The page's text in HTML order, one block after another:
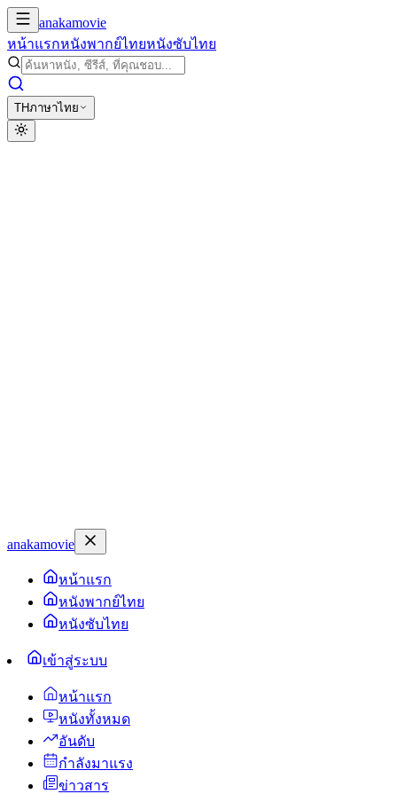
anakamovie
หน้าแรกหนังพากย์ไทยหนังซับไทย
THภาษาไทย
anakamovie
หน้าแรก
หนังพากย์ไทย
หนังซับไทย
เข้าสู่ระบบ
หน้าแรก
หนังทั้งหมด
อันดับ
กำลังมาแรง
ข่าวสาร